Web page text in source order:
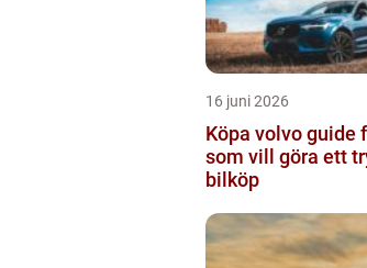
16 juni 2026
Köpa volvo guide för dig
som vill göra ett
bilköp